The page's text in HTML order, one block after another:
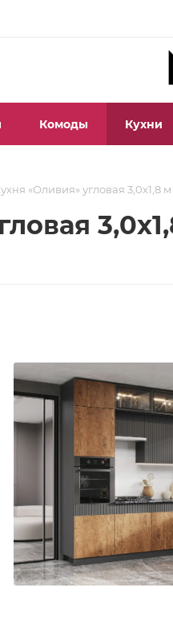
Комоды Кухни
«Оливия» угловая 3,0х1,8